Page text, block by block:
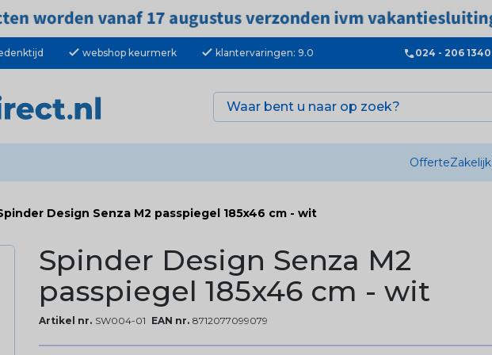
check webshop keurmerk check klantervaringen: 9.0 024 - 206 1340
OfferteZakelijk
Design Senza M2 passpiegel 185x46 cm - wit
Spinder Design Senza M2
passpiegel 185x46 cm - wit
Artikel nr. SW004-01 EAN nr. 8712077099079